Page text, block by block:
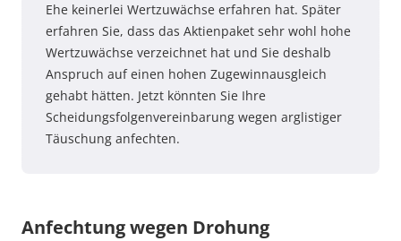
Ehe keinerlei Wertzuwächse erfahren hat. Später
erfahren Sie, dass das Aktienpaket sehr wohl hohe
Wertzuwächse verzeichnet hat und Sie deshalb
Anspruch auf einen hohen Zugewinnausgleich
gehabt hätten. Jetzt könnten Sie Ihre
Scheidungsfolgenvereinbarung wegen arglistiger
Täuschung anfechten.
Anfechtung wegen Drohung